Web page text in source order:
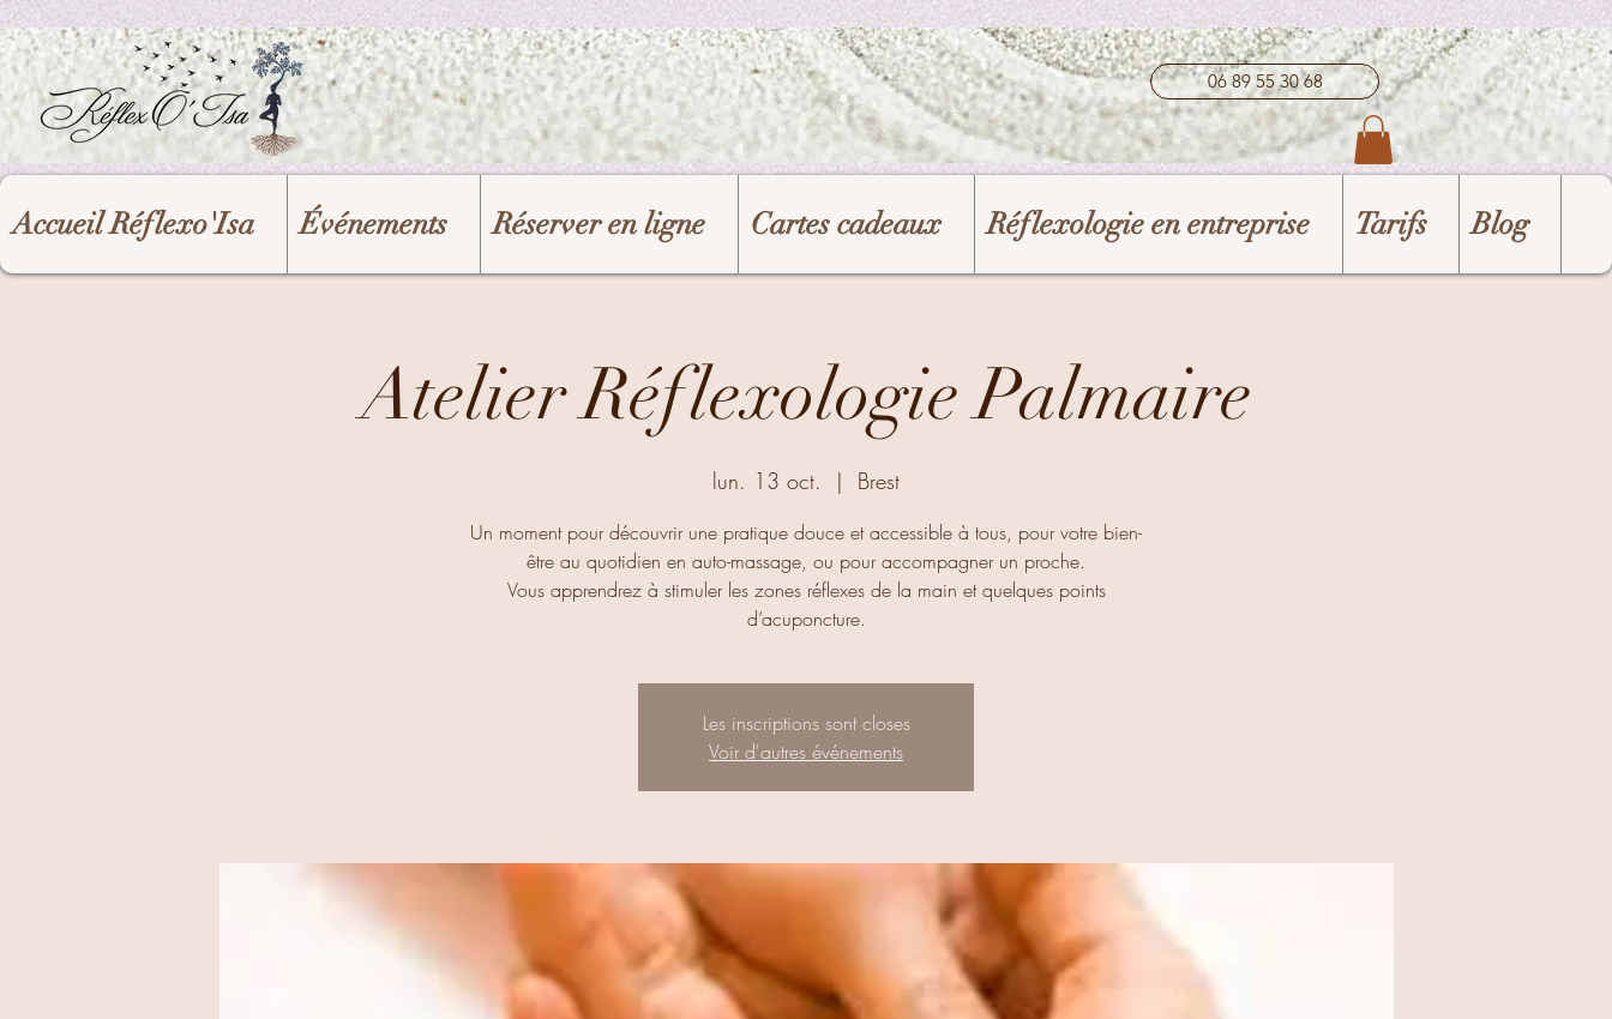
06 89 55 30 68
Accueil Réflexo'Isa Événements Réserver en ligne Cartes cadeaux Réflexologie en entreprise Tarifs Blog
Atelier Réflexologie Palmaire
lun. 13 oct.
  |
Brest
Un moment pour découvrir une pratique douce et accessible à tous, pour votre bien-
être au quotidien en auto-massage, ou pour accompagner un proche.
Vous apprendrez à stimuler les zones réflexes de la main et quelques points
d’acuponcture.
Les inscriptions sont closes
Voir d'autres événements